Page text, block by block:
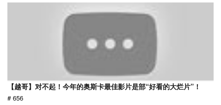
【越哥】对不起！今年的奥斯卡最佳影片是部“好看的大烂片”！
# 656